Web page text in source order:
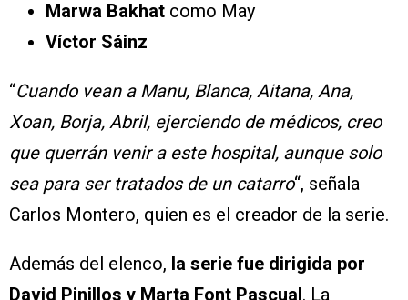
Marwa Bakhat como May
Víctor Sáinz
“Cuando vean a Manu, Blanca, Aitana, Ana,
Xoan, Borja, Abril, ejerciendo de médicos, creo
que querrán venir a este hospital, aunque solo
sea para ser tratados de un catarro“, señala
Carlos Montero, quien es el creador de la serie.
Además del elenco, la serie fue dirigida por
David Pinillos y Marta Font Pascual. La